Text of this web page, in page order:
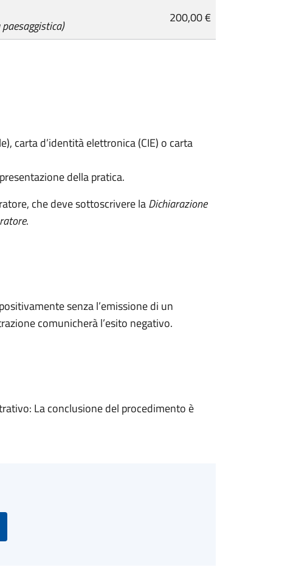
200,00 €
carta d’identità elettronica (CIE) o carta
della pratica.
che deve sottoscrivere laDichiarazione
.
senza l’emissione di un
comunicherà l’esito negativo.
La conclusione del procedimento è